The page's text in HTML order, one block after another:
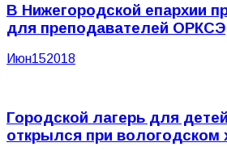
В Нижегородской епархии
для преподавателей ОРКСЭ
Июн152018
Городской лагерь для
открылся при вологодском